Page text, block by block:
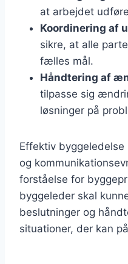
at arbejdet
Koordinering af
sikre, at alle
fælles mål.
Håndtering af
tilpasse sig
løsninger på
Effektiv
og
forståelse for
byggeleder skal
beslutninger og
situationer, der kan